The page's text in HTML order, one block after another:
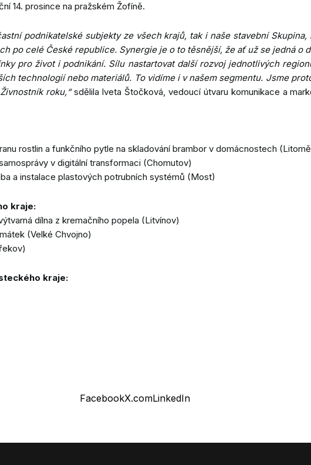
14. prosince na pražském Žofíně.
podnikatelské subjekty ze všech krajů, tak i naše stavební
po celé České republice. Synergie je o to těsnější, že ať už se jedná o
pro život i podnikání. Sílu nastartovat další rozvoj jednotlivých
technologií nebo materiálů. To vidíme i v našem segmentu. Jsme
roku,“sdělila Iveta Štočková, vedoucí útvaru komunikace a
rostlin a funkčního pytle na skladování brambor v domácnostech
v digitální transformaci (Chomutov)
a instalace plastových potrubních systémů (Most)
kraje:
dílna z kremačního popela (Litvínov)
(Velké Chvojno)
kraje:
FacebookX.comLinkedIn